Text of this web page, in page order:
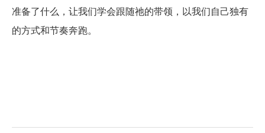
准备了什么，让我们学会跟随祂的带领，以我们自己独有
的方式和节奏奔跑。